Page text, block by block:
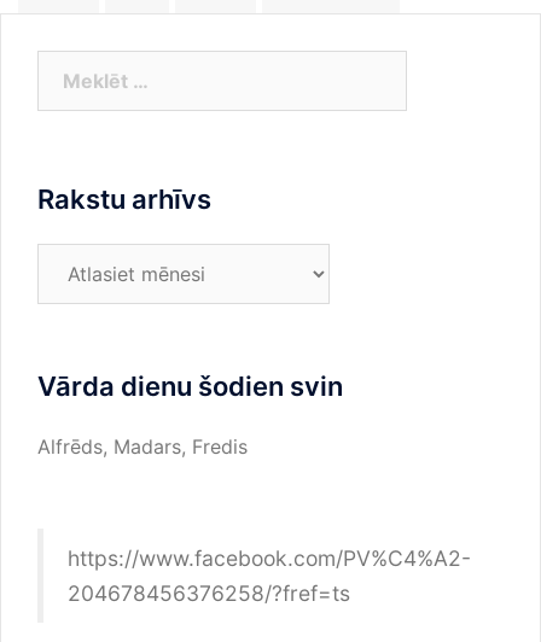
Rakstu arhīvs
Vārda dienu šodien svin
Alfrēds, Madars, Fredis
https://www.facebook.com/PV%C4%A2-
204678456376258/?fref=ts